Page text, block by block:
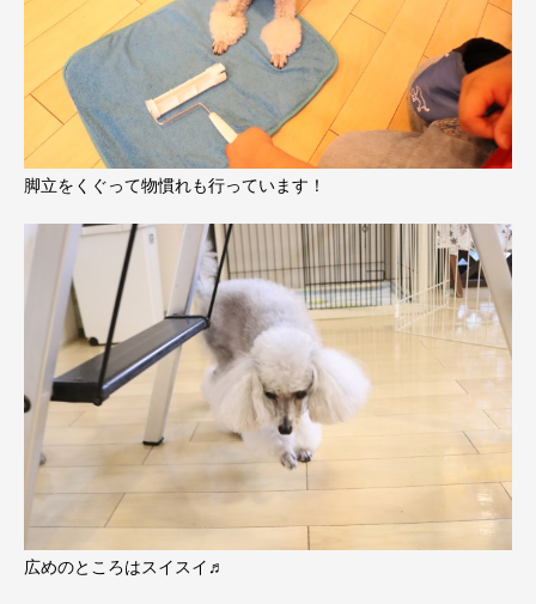
脚立をくぐって物慣れも行っています！
広めのところはスイスイ♬